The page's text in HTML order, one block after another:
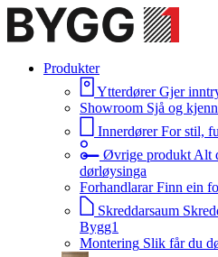
Produkter
Ytterdører Gjer
Showroom Sjå og
Innerdører For stil,
Øvrige produkt Alt
dørløysinga
Forhandlarar Finn ein
Skreddarsaum
Bygg1
Montering Slik får du